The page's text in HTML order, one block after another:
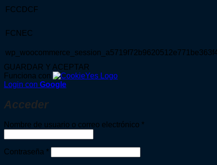
FCCDCF
FCNEC
GUARDAR Y ACEPTAR
Funciona con
Login con Google
Acceder
Nombre de usuario o correo electrónico *Obligatorio
Contraseña *Obligatorio